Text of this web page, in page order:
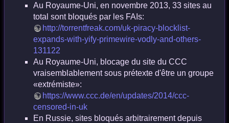
Au Royaume-Uni, en novembre 2013, 33 sites au
total sont bloqués par les FAIs:
http://torrentfreak.com/uk-piracy-blocklist-
expands-with-yify-primewire-vodly-and-others-
131122
Au Royaume-Uni, blocage du site du CCC
vraisemblablement sous prétexte d'être un groupe
«extrémiste»:
https://www.ccc.de/en/updates/2014/ccc-
censored-in-uk
En Russie, sites bloqués arbitrairement depuis